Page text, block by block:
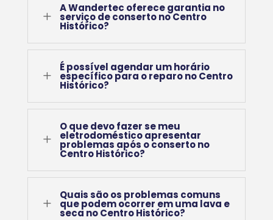
L
A Wandertec oferece garantia no
serviço de conserto no Centro
Histórico?
L
É possível agendar um horário
específico para o reparo no Centro
Histórico?
L
O que devo fazer se meu
eletrodoméstico apresentar
problemas após o conserto no
Centro Histórico?
L
Quais são os problemas comuns
que podem ocorrer em uma lava e
seca no Centro Histórico?